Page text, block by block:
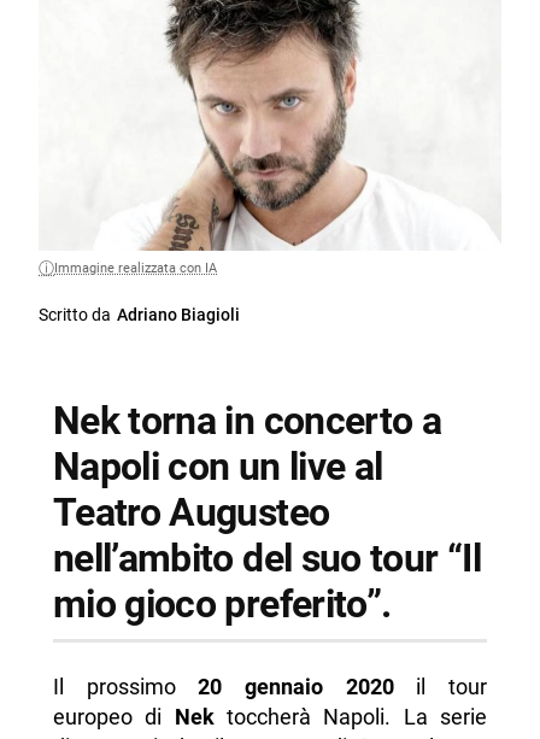
Immagine realizzata con IA
Scritto da Adriano Biagioli
Nek torna in concerto a
Napoli con un live al
Teatro Augusteo
nell’ambito del suo tour “Il
mio gioco preferito”.
Il prossimo20 gennaio 2020il tour
europeo di Nektoccherà Napoli. La serie